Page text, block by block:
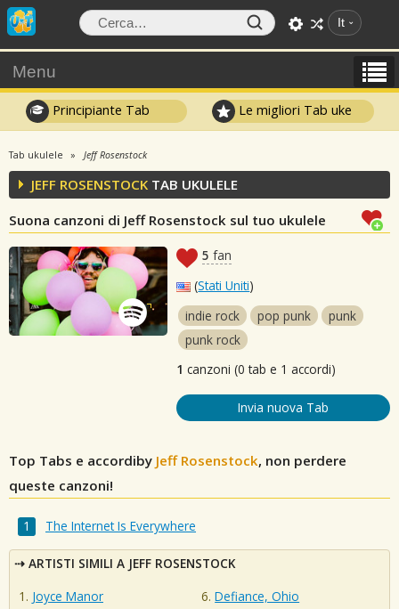
It
Menu
Principiante Tab Le migliori Tab uke
Tab ukulele Jeff Rosenstock
JEFF ROSENSTOCK TAB UKULELE
Suona canzoni di Jeff Rosenstock sul tuo ukulele
5 fan
(Stati Uniti)
indie rock
pop punk
punk
punk rock
1 canzoni (0 tab e 1 accordi)
Invia nuova Tab
Top Tabs e accordiby Jeff Rosenstock, non perdere
queste canzoni!
The Internet Is Everywhere
ARTISTI SIMILI A JEFF ROSENSTOCK
Joyce Manor
Defiance, Ohio